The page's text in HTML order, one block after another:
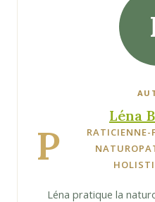
Léna
P
RATICIENNE-
Léna pratique la